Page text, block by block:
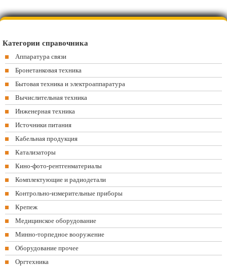
Категории справочника
Аппаратура связи
Бронетанковая техника
Бытовая техника и электроаппаратура
Вычислительная техника
Инженерная техника
Источники питания
Кабельная продукция
Катализаторы
Кино-фото-рентгенматериалы
Комплектующие и радиодетали
Контрольно-измерительные приборы
Крепеж
Медицинское оборудование
Минно-торпедное вооружение
Оборудование прочее
Оргтехника